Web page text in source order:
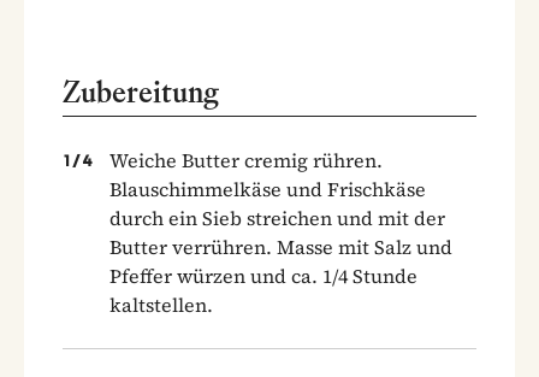
Zubereitung
1 /4
Weiche Butter cremig rühren.
Blauschimmelkäse und Frischkäse
durch ein Sieb streichen und mit der
Butter verrühren. Masse mit Salz und
Pfeffer würzen und ca. 1/4 Stunde
kaltstellen.